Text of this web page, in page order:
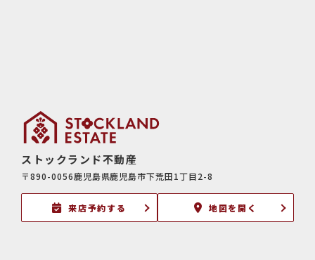
ストックランド不動産
〒890-0056鹿児島県鹿児島市下荒田1丁目2-8
来店予約する 地図を開く